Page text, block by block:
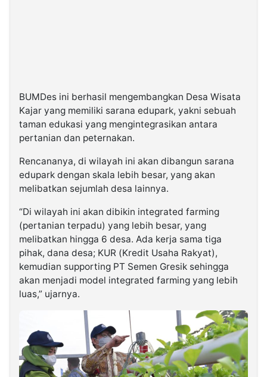
BUMDes ini berhasil mengembangkan Desa Wisata
Kajar yang memiliki sarana edupark, yakni sebuah
taman edukasi yang mengintegrasikan antara
pertanian dan peternakan.
Rencananya, di wilayah ini akan dibangun sarana
edupark dengan skala lebih besar, yang akan
melibatkan sejumlah desa lainnya.
“Di wilayah ini akan dibikin integrated farming
(pertanian terpadu) yang lebih besar, yang
melibatkan hingga 6 desa. Ada kerja sama tiga
pihak, dana desa; KUR (Kredit Usaha Rakyat),
kemudian supporting PT Semen Gresik sehingga
akan menjadi model integrated farming yang lebih
luas,” ujarnya.